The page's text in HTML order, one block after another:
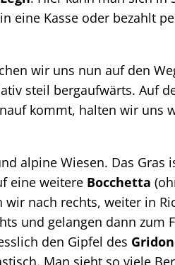
eine Kasse oder bezahlt
wir uns nun auf den
steil bergaufwärts. Auf
kommt, halten wir uns
alpine Wiesen. Das
eine weitere Bocchetta
nach rechts, weiter in
und gelangen dann zum
den Gipfel des